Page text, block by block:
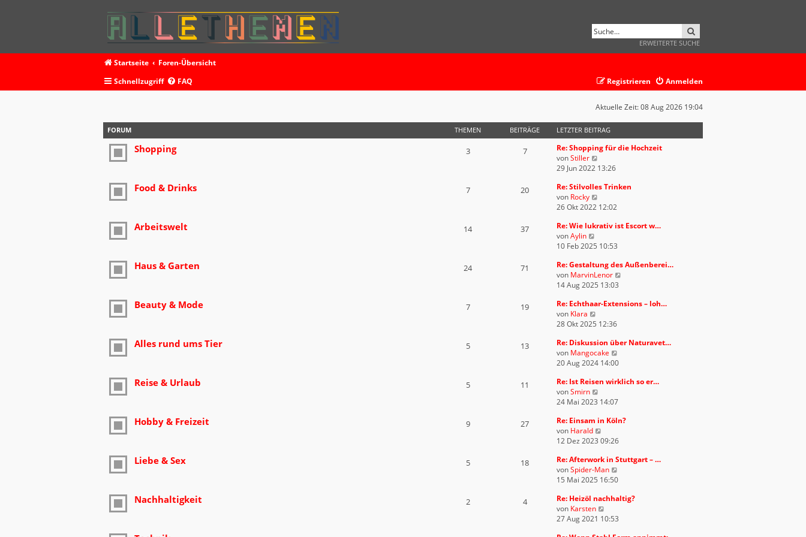
ERWEITERTE SUCHE
Startseite
Foren-Übersicht
Schnellzugriff
FAQ Anmelden
Registrieren
Aktuelle Zeit: 08 Aug 2026 19:04
FORUM THEMEN BEITRÄGE LETZTER BEITRAG
Shopping 3 7
Re: Shopping für die Hochzeit
vonStiller
e
e
t
r
e
t
r
a
29 Jun 2022 13:26
Food & Drinks 7 20
Re: Stilvolles Trinken
von Rocky
e
e
t
r
B
e
t
a
g
26 Okt 2022 12:02
Arbeitswelt 14 37
Re: Wie lukrativ ist Escort w…
vonAylin
e
e
s
t
r
B
e
t
r
a
10 Feb 2025 10:53
Haus & Garten 24 71
Re: Gestaltung des Außenberei…
von MarvinLenor
e
r
t
g
14 Aug 2025 13:03
Beauty & Mode 7 19
Re: Echthaar-Extensions – loh…
von Klara
e
e
s
t
r
B
e
t
r
a
28 Okt 2025 12:36
Alles rund ums Tier 5 13
Re: Diskussion über Naturavet…
von Mangocake
e
e
t
r
e
t
g
20 Aug 2024 14:00
Reise & Urlaub 5 11
Re: Ist Reisen wirklich so er…
vonSmirn
e
e
s
t
r
B
e
t
r
a
24 Mai 2023 14:07
Hobby & Freizeit 9 27
Re: Einsam in Köln?
von Harald
e
e
s
t
r
B
e
12 Dez 2023 09:26
Liebe & Sex 5 18
Re: Afterwork in Stuttgart – …
vonSpider-Man
e
e
t
15 Mai 2025 16:50
Nachhaltigkeit 2 4
Re: Heizöl nachhaltig?
von Karsten
e
27 Aug 2021 10:53